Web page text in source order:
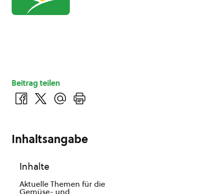
Beitrag teilen
Inhaltsangabe
Inhalte
Aktuelle Themen für die
Gemüse- und